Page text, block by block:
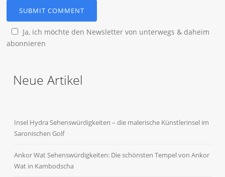
Ja, ich möchte den Newsletter von unterwegs & daheim
abonnieren
Neue Artikel
Insel Hydra Sehenswürdigkeiten – die malerische Künstlerinsel im
Saronischen Golf
Ankor Wat Sehenswürdigkeiten: Die schönsten Tempel von Ankor
Wat in Kambodscha